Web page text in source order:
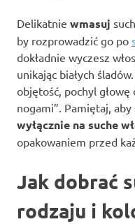
Delikatnie wmasuj
by rozprowadzić go po
dokładnie wyczesz
unikając białych
objętość, pochyl głowę
nogami”. Pamiętaj,
wyłącznie na suche
opakowaniem przed
Jak dobrać
rodzaju i